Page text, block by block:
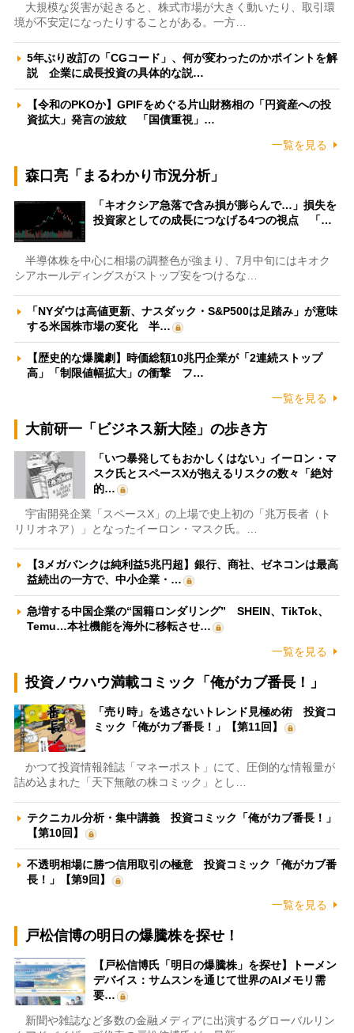
大規模な災害が起きると、株式市場が大きく動いたり、取引環
境が不安定になったりすることがある。一方…
5年ぶり改訂の「CGコード」、何が変わったのかポイントを解
説 企業に成長投資の具体的な説…
【令和のPKOか】GPIFをめぐる片山財務相の「円資産への投
資拡大」発言の波紋 「国債重視」…
一覧を見る
森口亮「まるわかり市況分析」
「キオクシア急落で含み損が膨らんで…」損失を
投資家としての成長につなげる4つの視点 「…
半導体株を中心に相場の調整色が強まり、7月中旬にはキオク
シアホールディングスがストップ安をつけるな…
「NYダウは高値更新、ナスダック・S&P500は足踏み」が意味
する米国株市場の変化 半…
【歴史的な爆騰劇】時価総額10兆円企業が「2連続ストップ
高」「制限値幅拡大」の衝撃 フ…
一覧を見る
大前研一「ビジネス新大陸」の歩き方
「いつ暴発してもおかしくはない」イーロン・マ
スク氏とスペースXが抱えるリスクの数々「絶対
的…
宇宙開発企業「スペースX」の上場で史上初の「兆万長者（ト
リリオネア）」となったイーロン・マスク氏。…
【3メガバンクは純利益5兆円超】銀行、商社、ゼネコンは最高
益続出の一方で、中小企業・…
急増する中国企業の“国籍ロンダリング” SHEIN、TikTok、
Temu…本社機能を海外に移転させ…
一覧を見る
投資ノウハウ満載コミック「俺がカブ番長！」
「売り時」を逃さないトレンド見極め術 投資コ
ミック「俺がカブ番長！」【第11回】
かつて投資情報雑誌「マネーポスト」にて、圧倒的な情報量が
詰め込まれた「天下無敵の株コミック」とし…
テクニカル分析・集中講義 投資コミック「俺がカブ番長！」
【第10回】
不透明相場に勝つ信用取引の極意 投資コミック「俺がカブ番
長！」【第9回】
一覧を見る
戸松信博の明日の爆騰株を探せ！
【戸松信博氏「明日の爆騰株」を探せ】トーメン
デバイス：サムスンを通じて世界のAIメモリ需
要…
新聞や雑誌など多数の金融メディアに出演するグローバルリン